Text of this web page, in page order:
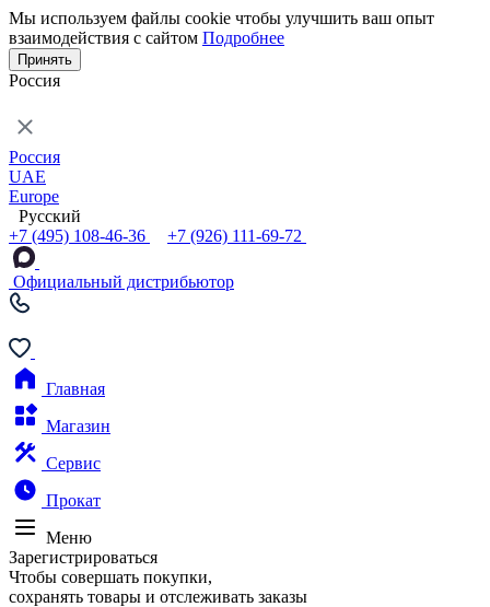
Мы используем файлы cookie чтобы улучшить ваш опыт
взаимодействия с сайтом Подробнее
Принять
Россия
Россия
UAE
Europe
Русский
+7 (495) 108-46-36
+7 (926) 111-69-72
Официальный дистрибьютор
Главная
Магазин
Сервис
Прокат
Меню
Зарегистрироваться
Чтобы совершать покупки,
сохранять товары и отслеживать заказы